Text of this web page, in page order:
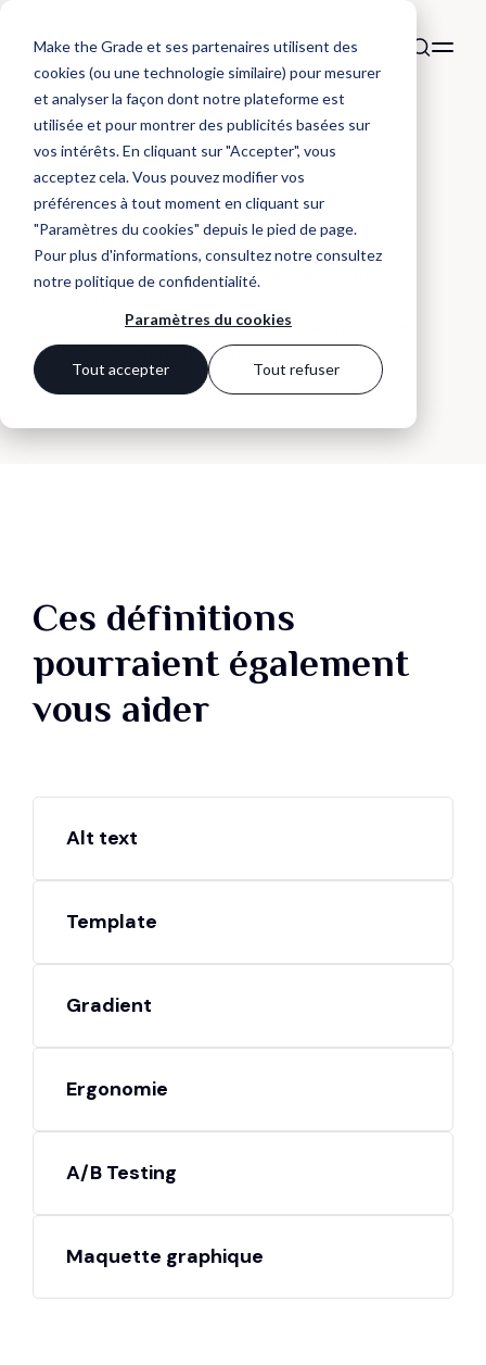
Make the Grade et ses partenaires utilisent des
cookies (ou une technologie similaire) pour mesurer
et analyser la façon dont notre plateforme est
utilisée et pour montrer des publicités basées sur
vos intérêts. En cliquant sur "Accepter", vous
acceptez cela. Vous pouvez modifier vos
préférences à tout moment en cliquant sur
"Paramètres du cookies" depuis le pied de page.
Pour plus d'informations, consultez notreconsultez
notre politique de confidentialité.
Paramètres du cookies
Tout accepter Tout refuser
DÉFINITION
Session
Session : Période pendant laquelle un utilisateur
interagit avec un site web ou une application,
inactivité ou sa fermeture. Elle sert à analyser le
comportement de navigation.
Ces définitions
pourraient également
vous aider
Alt text
Template
Gradient
Ergonomie
A/B Testing
Maquette graphique